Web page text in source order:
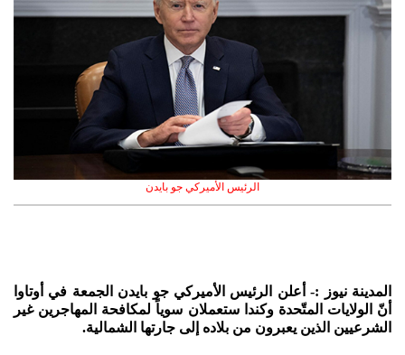
الرئيس الأميركي جو بايدن
المدينة نيوز :- أعلن الرئيس الأميركي جو بايدن الجمعة في أوتاوا
أنّ الولايات المتّحدة وكندا ستعملان سوياً لمكافحة المهاجرين غير
الشرعيين الذين يعبرون من بلاده إلى جارتها الشمالية.